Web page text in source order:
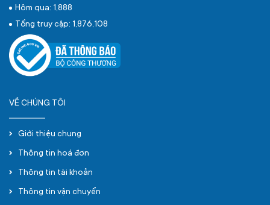
Hôm qua: 1,888
Tổng truy cập: 1,876,108
VỀ CHÚNG TÔI
Giới thiệu chung
Thông tin hoá đơn
Thông tin tài khoản
Thông tin vận chuyển